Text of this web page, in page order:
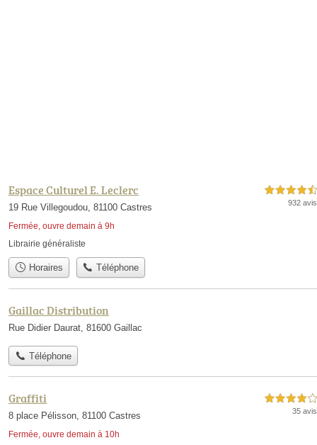
Espace Culturel E. Leclerc
19 Rue Villegoudou, 81100 Castres
Fermée, ouvre demain à 9h
4,5 étoiles sur 5
932 avis
Librairie généraliste
Horaires Téléphone
Gaillac Distribution
Rue Didier Daurat, 81600 Gaillac
Téléphone
Graffiti
8 place Pélisson, 81100 Castres
Fermée, ouvre demain à 10h
4,0 étoiles sur 5
35 avis